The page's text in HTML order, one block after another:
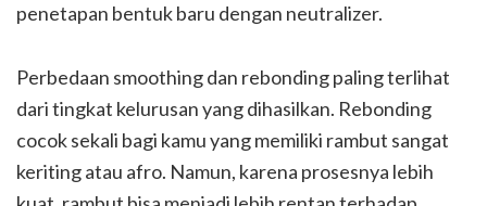
penetapan bentuk baru dengan neutralizer.
Perbedaan smoothing dan rebonding paling terlihat
dari tingkat kelurusan yang dihasilkan. Rebonding
cocok sekali bagi kamu yang memiliki rambut sangat
keriting atau afro. Namun, karena prosesnya lebih